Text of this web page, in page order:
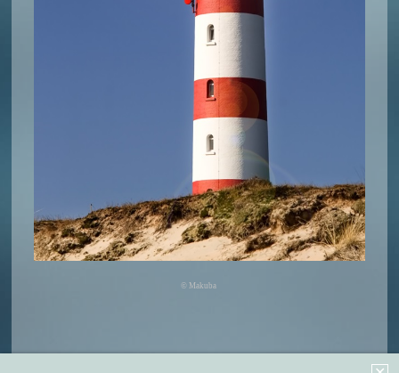
© Makuba